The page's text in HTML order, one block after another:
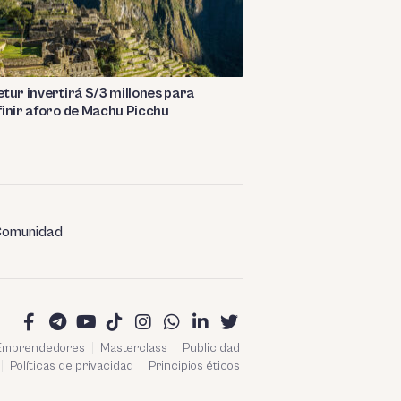
invertirá S/3 millones para
aforo de Machu Picchu
Masterclass
Publicidad
Políticas de privacidad
Principios éticos